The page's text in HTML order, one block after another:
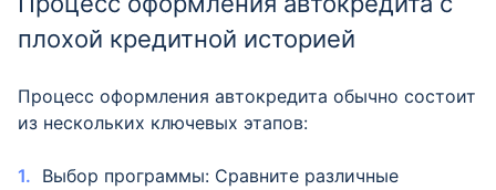
плохой кредитной историей
Процесс оформления автокредита обычно состоит
из нескольких ключевых этапов:
Выбор программы: Сравните различные